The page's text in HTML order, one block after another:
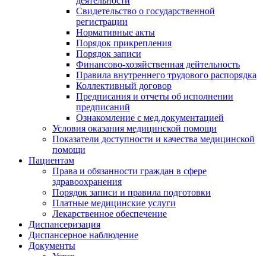
Свидетельство о государственной
регистрации
Нормативные акты
Порядок прикрепления
Порядок записи
Финансово-хозяйственная дейтельность
Правила внутреннего трудового распорядка
Коллективный договор
Предписания и отчеты об исполнении
предписаний
Ознакомление с мед.документацией
Условия оказания медицинской помощи
Показатели доступности и качества медицинской
помощи
Пациентам
Права и обязанности граждан в сфере
здравоохранения
Порядок записи и правила подготовки
Платные медицинские услуги
Лекарственное обеспечение
Диспансеризация
Диспансерное наблюдение
Документы